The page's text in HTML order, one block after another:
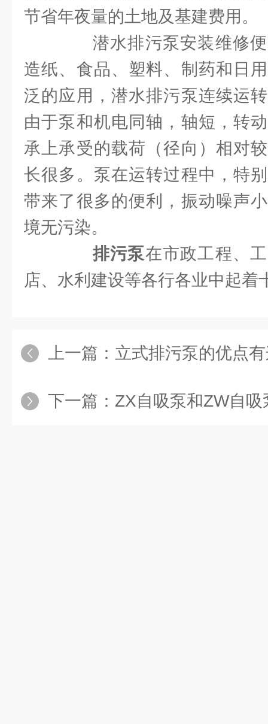
节省年夜量的土地及基建费用。
潜水排污泵安装维修便
造纸、食品、塑料、制药和日
泛的应用，潜水排污泵连续运
由于泵和机电同轴，轴短，转
承上承受的载荷（径向）相对
长很多。泵在运转过程中，特
带来了很多的便利，振动噪声
境无污染。
排污泵在市政工程、
店、水利建设等各行各业中起着
上一篇： 立式排污泵的优点
下一篇： ZX自吸泵和ZW自吸